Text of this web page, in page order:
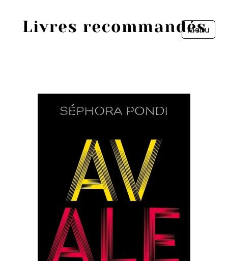
Menu
Livres les plus recommandés
Prix littéraires
Fermer